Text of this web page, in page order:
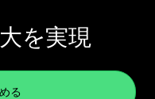
を実現
る